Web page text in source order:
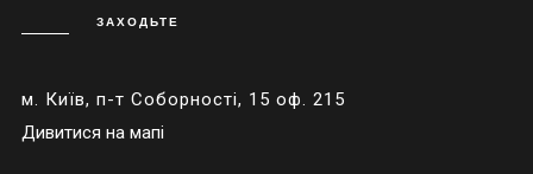
ЗАХОДЬТЕ
м. Київ, п-т Соборності, 15 оф. 215
Дивитися на мапі